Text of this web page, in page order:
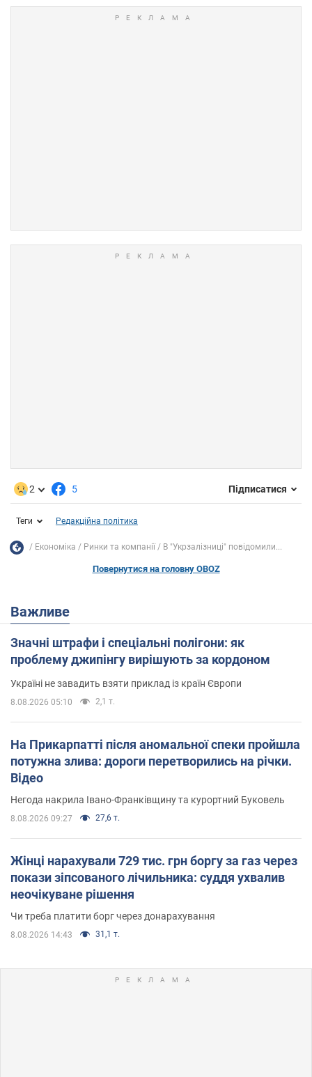
2 5 Підписатися
Теги Редакційна політика
Економіка Ринки та компанії В "Укрзалізниці" повідомили...
Повернутися на головну OBOZ
Важливе
Значні штрафи і спеціальні полігони: як
проблему джипінгу вирішують за кордоном
Україні не завадить взяти приклад із країн Європи
8.08.2026 05:10 2,1 т.
На Прикарпатті після аномальної спеки пройшла
потужна злива: дороги перетворились на річки.
Відео
Негода накрила Івано-Франківщину та курортний Буковель
8.08.2026 09:27 27,6 т.
Жінці нарахували 729 тис. грн боргу за газ через
покази зіпсованого лічильника: суддя ухвалив
неочікуване рішення
Чи треба платити борг через донарахування
8.08.2026 14:43 31,1 т.